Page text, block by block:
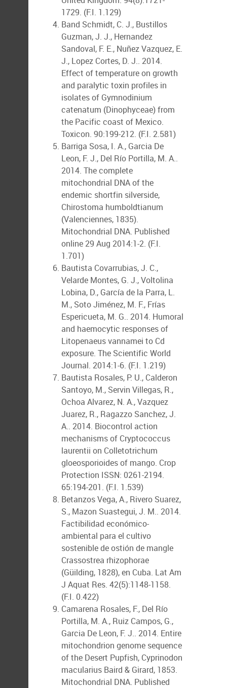
1729. (F.I. 1.129)
Band Schmidt, C. J., Bustillos
Guzman, J. J., Hernandez
Sandoval, F. E., Nuñez Vazquez, E.
J., Lopez Cortes, D. J.. 2014.
Effect of temperature on growth
and paralytic toxin profiles in
isolates of Gymnodinium
catenatum (Dinophyceae) from
the Pacific coast of Mexico.
Toxicon. 90:199-212. (F.I. 2.581)
Barriga Sosa, I. A., Garcia De
Leon, F. J., Del Río Portilla, M. A..
2014. The complete
mitochondrial DNA of the
endemic shortfin silverside,
Chirostoma humboldtianum
(Valenciennes, 1835).
Mitochondrial DNA. Published
online 29 Aug 2014:1-2. (F.I.
1.701)
Bautista Covarrubias, J. C.,
Velarde Montes, G. J., Voltolina
Lobina, D., García de la Parra, L.
M., Soto Jiménez, M. F., Frías
Espericueta, M. G.. 2014. Humoral
and haemocytic responses of
Litopenaeus vannamei to Cd
exposure. The Scientific World
Journal. 2014:1-6. (F.I. 1.219)
Bautista Rosales, P. U., Calderon
Santoyo, M., Servin Villegas, R.,
Ochoa Alvarez, N. A., Vazquez
Juarez, R., Ragazzo Sanchez, J.
A.. 2014. Biocontrol action
mechanisms of Cryptococcus
laurentii on Colletotrichum
gloeosporioides of mango. Crop
Protection ISSN: 0261-2194.
65:194-201. (F.I. 1.539)
Betanzos Vega, A., Rivero Suarez,
S., Mazon Suastegui, J. M.. 2014.
Factibilidad económico-
ambiental para el cultivo
sostenible de ostión de mangle
Crassostrea rhizophorae
(Güilding, 1828), en Cuba. Lat Am
J Aquat Res. 42(5):1148-1158.
(F.I. 0.422)
Camarena Rosales, F., Del Río
Portilla, M. A., Ruiz Campos, G.,
Garcia De Leon, F. J.. 2014. Entire
mitochondrion genome sequence
of the Desert Pupfish, Cyprinodon
macularius Baird & Girard, 1853.
Mitochondrial DNA. Published